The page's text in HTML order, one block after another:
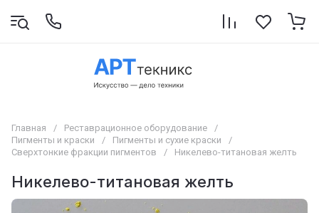
Главная / Реставрационное оборудование
/
Пигменты и краски
/ Пигменты и сухие краски
/
Сверхтонкие фракции пигментов
/ Никелево-титановая желть
Никелево-титановая желть